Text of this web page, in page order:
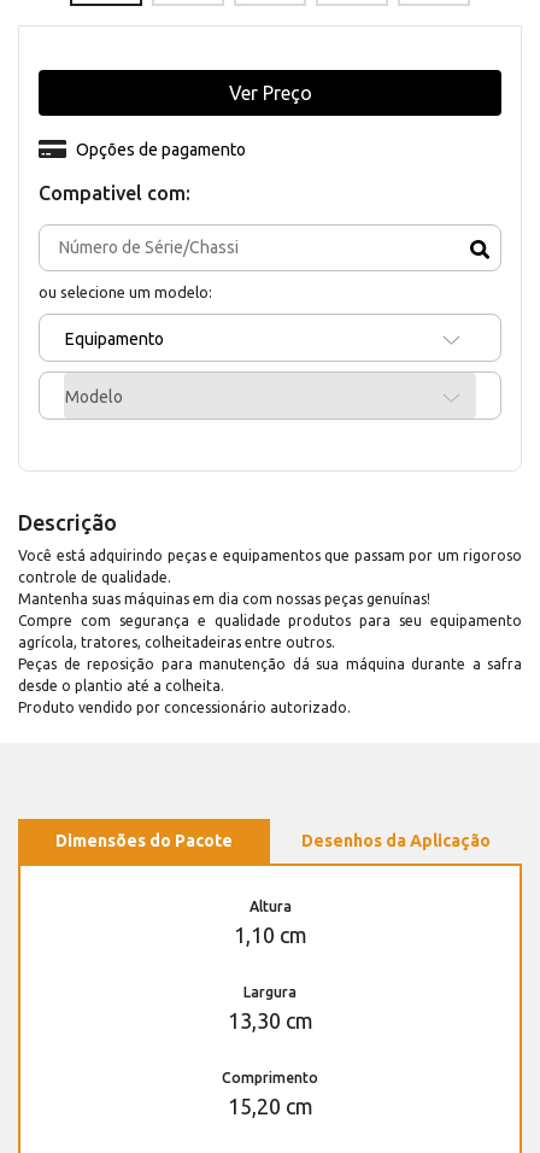
Compativel com:
ou selecione um modelo:
Equipamento
Modelo
Opções de pagamento
Ver Preço
Descrição
Você está adquirindo peças e equipamentos que passam por um rigoroso
controle de qualidade.
Mantenha suas máquinas em dia com nossas peças genuínas!
Compre com segurança e qualidade produtos para seu equipamento
agrícola, tratores, colheitadeiras entre outros.
Peças de reposição para manutenção dá sua máquina durante a safra
desde o plantio até a colheita.
Produto vendido por concessionário autorizado.
Dimensões do Pacote Desenhos da Aplicação
Altura
1,10 cm
Largura
13,30 cm
Comprimento
15,20 cm